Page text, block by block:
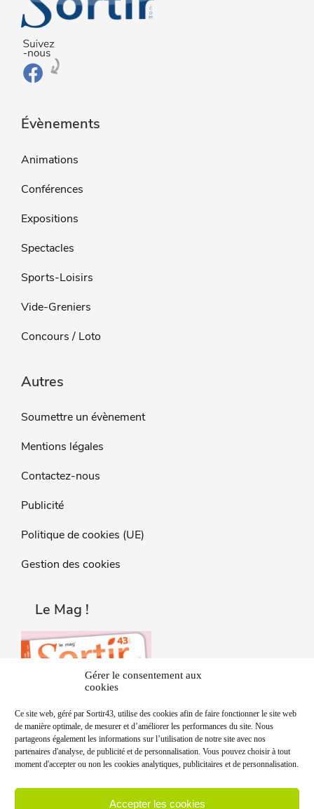
Gérer le consentement aux
cookies
Ce site web, géré par Sortir43, utilise des cookies afin de faire fonctionner le site web
de manière optimale, de mesurer et d’améliorer les performances du site. Nous
partageons également les informations sur l’utilisation de notre site avec nos
partenaires d'analyse, de publicité et de personnalisation. Vous pouvez choisir à tout
moment d'accepter ou non les cookies analytiques, publicitaires et de personnalisation.
Accepter les cookies
Évènements
Animations
Conférences
Expositions
Spectacles
Sports-Loisirs
Vide-Greniers
Concours / Loto
Autres
Soumettre un évènement
Mentions légales
Contactez-nous
Publicité
Politique de cookies (UE)
Gestion des cookies
Le Mag !